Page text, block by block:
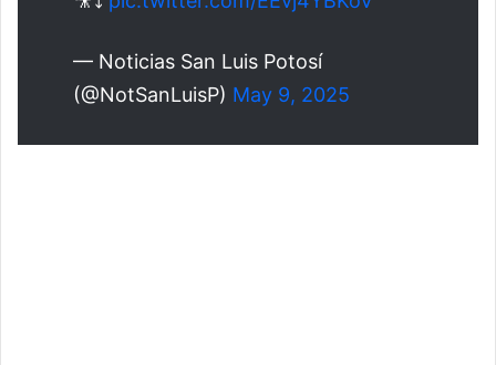
— Noticias San Luis Potosí
(@NotSanLuisP) May 9, 2025